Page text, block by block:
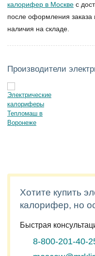
калорифер в Москве с
после оформления
наличия на складе.
Производители
Хотите купить
калорифер, но
Быстрая
8-800-201-40-